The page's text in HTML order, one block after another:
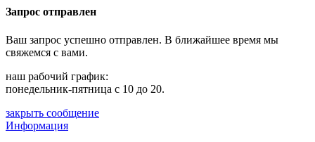
Запрос отправлен
Ваш запрос успешно отправлен. В ближайшее время мы
свяжемся с вами.
наш рабочий график:
понедельник-пятница с 10 до 20.
закрыть сообщение
Информация